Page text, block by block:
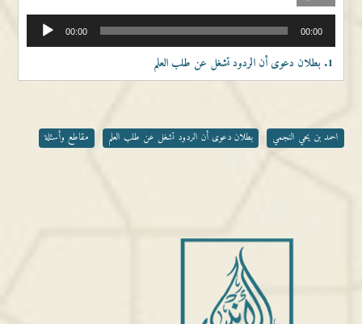
الصوت
00:00 00:00
1. بطلان دعوى أن الردود تشغل عن طلب العلم
احمد بن يحي النجمي بطلان دعوى أن الردود تشغل عن طلب العلم مقاطع وأسئلة